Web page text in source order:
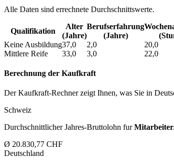
Alle Daten sind errechnete Durchschnittswerte.
Qualifikation
Alter
(Jahre)
Berufs­erfahrung
(Jahre)
Keine Ausbildung37,0 2,0 20,0
Mittlere Reife
33,0 3,0 22,0
Berechnung der Kaufkraft
Der Kaufkraft-Rechner zeigt Ihnen, was Sie in
Schweiz
Durchschnittlicher Jahres-Bruttolohn fur
Ø 20.830,77 CHF
Deutschland